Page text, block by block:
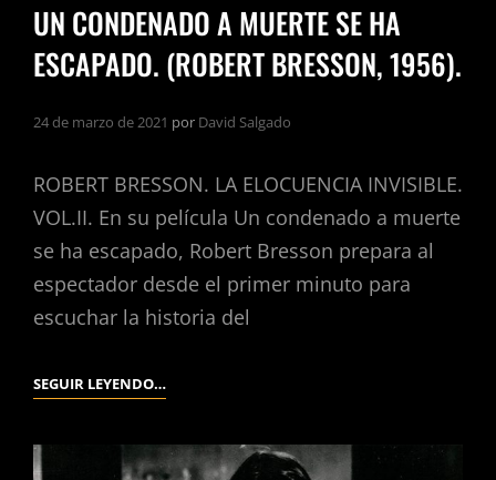
UN CONDENADO A MUERTE SE HA
ESCAPADO. (ROBERT BRESSON, 1956).
24 de marzo de 2021 por David Salgado
ROBERT BRESSON. LA ELOCUENCIA INVISIBLE.
VOL.II. En su película Un condenado a muerte
se ha escapado, Robert Bresson prepara al
espectador desde el primer minuto para
escuchar la historia del
SEGUIR LEYENDO…UN
A
MUERTE